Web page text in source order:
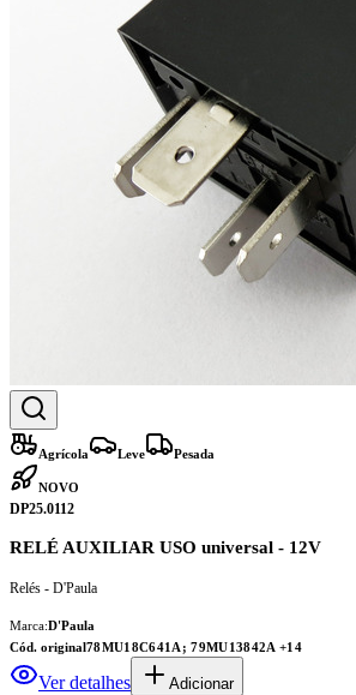
Agrícola Leve Pesada
NOVO
DP25.0112
RELÉ AUXILIAR USO universal - 12V
Relés - D'Paula
Marca:D'Paula
Cód. original78MU18C641A; 79MU13842A +14
Ver detalhes Adicionar